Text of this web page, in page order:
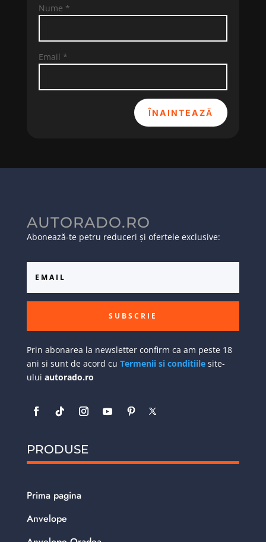
Nume *
Email *
ÎNAINTEAZĂ
AUTORADO.RO
Abonează-te petru reduceri și ofertele exclusive:
SUBSCRIE
Prin abonarea la newsletter confirm ca am peste 18
ani si sunt de acord cu Termenii si conditiilesite-
ului autorado.ro
PRODUSE
Prima pagina
Anvelope